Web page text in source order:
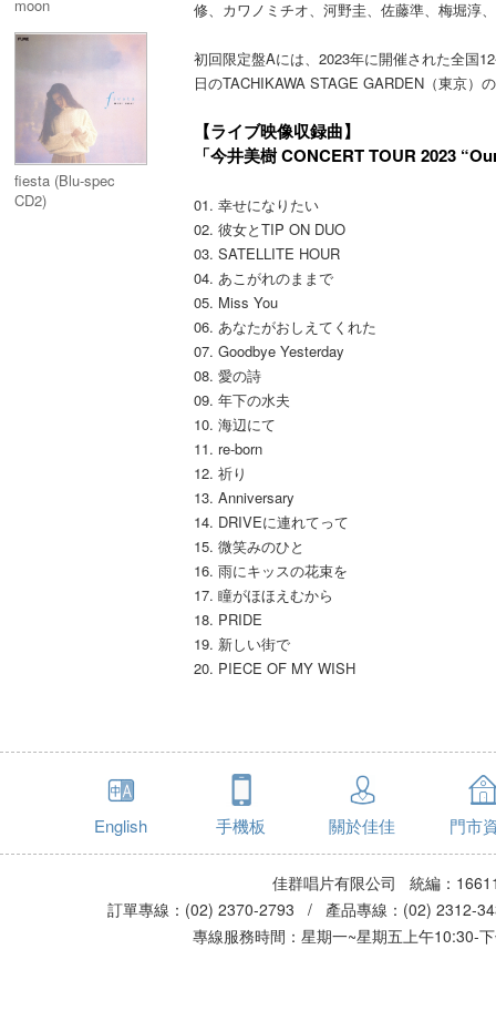
moon
fiesta (Blu-spec
CD2)
修、カワノミチオ、河野圭、佐藤準、梅堀淳
初回限定盤Aには、2023年に開催された全国
日のTACHIKAWA STAGE GARDEN（東京）
【ライブ映像収録曲】
「今井美樹 CONCERT TOUR 2023
01. 幸せになりたい
02. 彼女とTIP ON DUO
03. SATELLITE HOUR
04. あこがれのままで
05. Miss You
06. あなたがおしえてくれた
07. Goodbye Yesterday
08. 愛の詩
09. 年下の水夫
10. 海辺にて
11. re-born
12. 祈り
13. Anniversary
14. DRIVEに連れてって
15. 微笑みのひと
16. 雨にキッスの花束を
17. 瞳がほほえむから
18. PRIDE
19. 新しい街で
20. PIECE OF MY WISH
English 手機板 關於佳佳 門市
佳群唱片有限公司 統編：
訂單專線：(02) 2370-2793 / 產品專線：(02)
專線服務時間：星期一~星期五上午10:30-